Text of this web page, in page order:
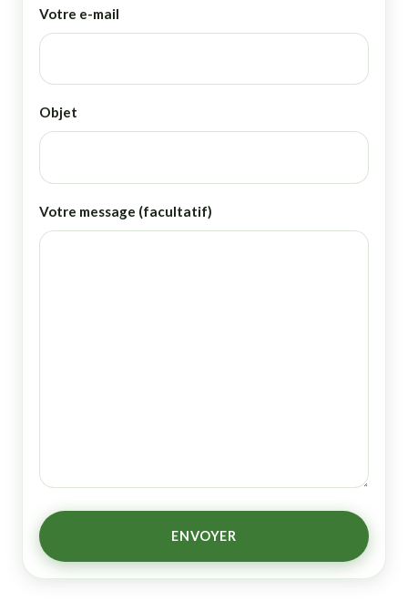
Votre e-mail
Objet
Votre message (facultatif)